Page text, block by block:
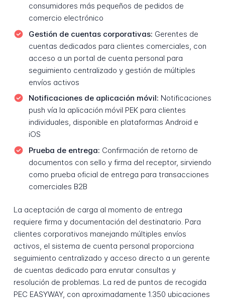
consumidores más pequeños de pedidos de
comercio electrónico
Gestión de cuentas corporativas: Gerentes de
cuentas dedicados para clientes comerciales, con
acceso a un portal de cuenta personal para
seguimiento centralizado y gestión de múltiples
envíos activos
Notificaciones de aplicación móvil: Notificaciones
push vía la aplicación móvil PEK para clientes
individuales, disponible en plataformas Android e
iOS
Prueba de entrega: Confirmación de retorno de
documentos con sello y firma del receptor, sirviendo
como prueba oficial de entrega para transacciones
comerciales B2B
La aceptación de carga al momento de entrega
requiere firma y documentación del destinatario. Para
clientes corporativos manejando múltiples envíos
activos, el sistema de cuenta personal proporciona
seguimiento centralizado y acceso directo a un gerente
de cuentas dedicado para enrutar consultas y
resolución de problemas. La red de puntos de recogida
PEC EASYWAY, con aproximadamente 1.350 ubicaciones